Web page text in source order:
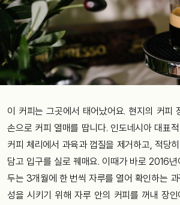
이 커피는 그곳에서 태어났어요. 현지의 커피
손으로 커피 열매를 땁니다. 인도네시아 대표
커피 체리에서 과육과 껍질을 제거하고, 적당
담고 입구를 실로 꿰매요. 이때가 바로 2016년
두는 3개월에 한 번씩 자루를 열어 확인하는
성을 시키기 위해 자루 안의 커피를 꺼내 장